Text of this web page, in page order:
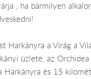
, ha bármilyen
Harkányra a Virág a
üzlete, az
Harkányra és 15